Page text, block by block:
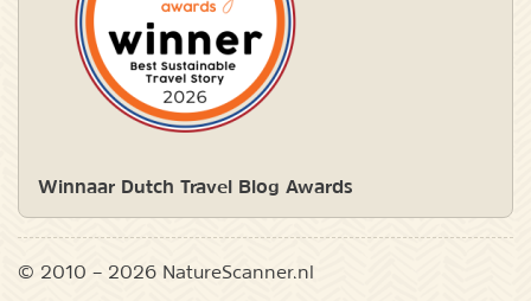
Winnaar Dutch Travel Blog Awards
© 2010 – 2026 NatureScanner.nl